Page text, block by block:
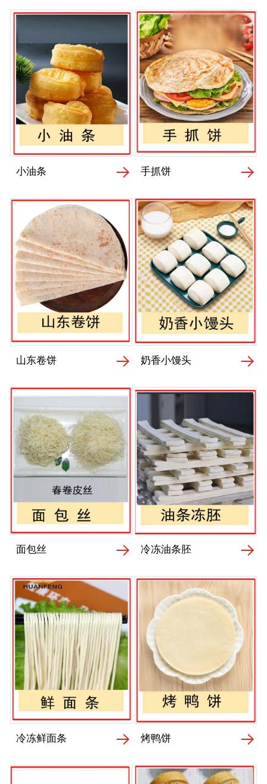
小油条 手抓饼
山东卷饼 奶香小馒头
面包丝 冷冻油条胚
冷冻鲜面条 烤鸭饼